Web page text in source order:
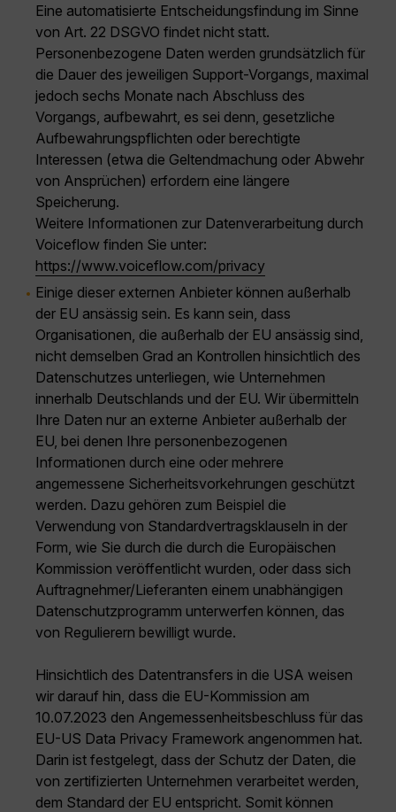
Eine automatisierte Entscheidungsfindung im Sinne
von Art. 22 DSGVO findet nicht statt.
Personenbezogene Daten werden grundsätzlich für
die Dauer des jeweiligen Support-Vorgangs, maximal
jedoch sechs Monate nach Abschluss des
Vorgangs, aufbewahrt, es sei denn, gesetzliche
Aufbewahrungspflichten oder berechtigte
Interessen (etwa die Geltendmachung oder Abwehr
von Ansprüchen) erfordern eine längere
Speicherung.
Weitere Informationen zur Datenverarbeitung durch
Voiceflow finden Sie unter:
https://www.voiceflow.com/privacy
Einige dieser externen Anbieter können außerhalb
der EU ansässig sein. Es kann sein, dass
Organisationen, die außerhalb der EU ansässig sind,
nicht demselben Grad an Kontrollen hinsichtlich des
Datenschutzes unterliegen, wie Unternehmen
innerhalb Deutschlands und der EU. Wir übermitteln
Ihre Daten nur an externe Anbieter außerhalb der
EU, bei denen Ihre personenbezogenen
Informationen durch eine oder mehrere
angemessene Sicherheitsvorkehrungen geschützt
werden. Dazu gehören zum Beispiel die
Verwendung von Standardvertragsklauseln in der
Form, wie Sie durch die durch die Europäischen
Kommission veröffentlicht wurden, oder dass sich
Auftragnehmer/Lieferanten einem unabhängigen
Datenschutzprogramm unterwerfen können, das
von Regulierern bewilligt wurde.
Hinsichtlich des Datentransfers in die USA weisen
wir darauf hin, dass die EU-Kommission am
10.07.2023 den Angemessenheitsbeschluss für das
EU-US Data Privacy Framework angenommen hat.
Darin ist festgelegt, dass der Schutz der Daten, die
von zertifizierten Unternehmen verarbeitet werden,
dem Standard der EU entspricht. Somit können